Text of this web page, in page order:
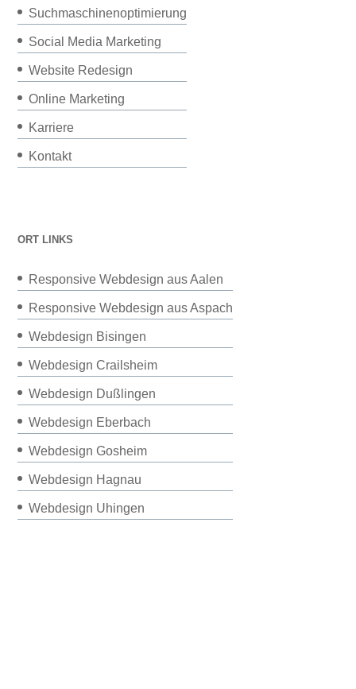
Suchmaschinenoptimierung
Social Media Marketing
Website Redesign
Online Marketing
Karriere
Kontakt
ORT LINKS
Responsive Webdesign aus Aalen
Responsive Webdesign aus Aspach
Webdesign Bisingen
Webdesign Crailsheim
Webdesign Dußlingen
Webdesign Eberbach
Webdesign Gosheim
Webdesign Hagnau
Webdesign Uhingen